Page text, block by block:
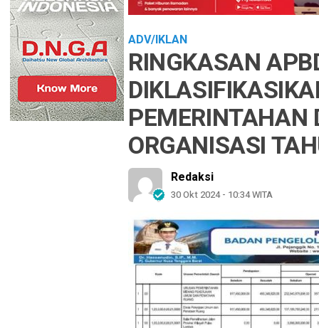
ADV/IKLAN
RINGKASAN
PEMERINTAHAN
ORGANISASI
Redaksi
30 Okt 2024 - 10:34 WITA